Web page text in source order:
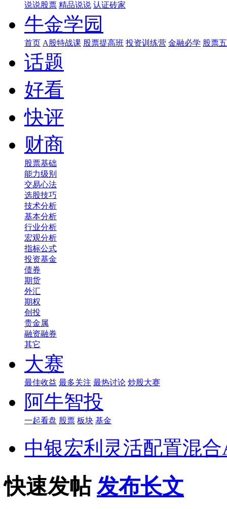
说说股票 精品说说 认证砖家
牛金学园
首页 A股特战课 股票提高班 投资训练营 金融必学 股票
话题
好看
快评
财商
股票基础
能力级别
交易心法
选股技巧
技术分析
基本分析
行业分析
宏观分析
指标公式
投资基金
债券
期货
外汇
期权
创投
贵金属
融资融券
其它
大赛
最佳收益 最多关注 最热讨论 炒股大赛
阿牛智投
一起看盘 股票 板块 基金
中银宏利灵活配置混合
快速发帖 发布长文